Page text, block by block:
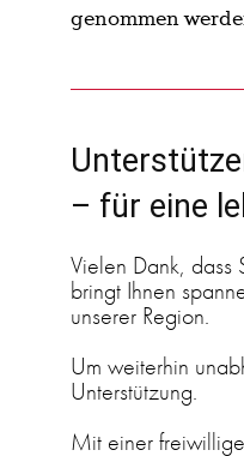
genommen
– für eine
Vielen Dank, dass
bringt Ihnen
unserer Region.
Um weiterhin
Unterstützung.
Mit einer